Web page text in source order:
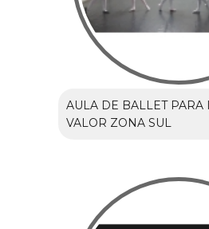
AULA DE BALLET PARA
VALOR ZONA SUL